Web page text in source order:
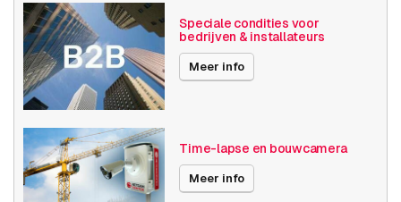
AXIS P3737-PLE
AXIS P3738-PLE
Compatibiliteit
Speciale condities voor
bedrijven & installateurs
Meer info
Time-lapse en bouwcamera
Meer info